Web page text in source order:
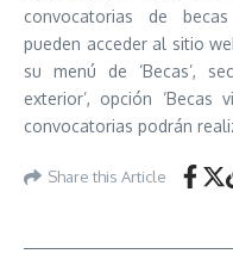
convocatorias de
pueden acceder al sitio
su menú de ‘Becas’,
exterior’, opción
convocatorias podrán
Share this Article